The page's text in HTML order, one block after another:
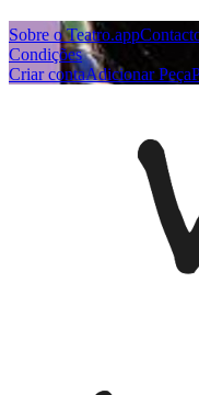
Sobre o Teatro.app
Condições
Criar contaAdicionar Peça